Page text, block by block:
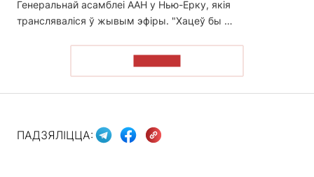
Генеральнай асамблеі ААН у Нью-Ёрку, якія
трансляваліся ў жывым эфіры. "Хацеў бы …
ПАДЗЯЛІЦЦА: